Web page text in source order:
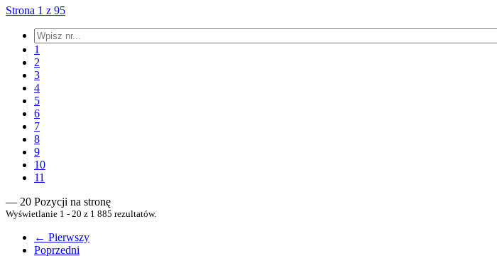
Strona 1 z 95
1
2
3
4
5
6
7
8
9
10
11
— 20 Pozycji na stronę
Wyświetlanie 1 - 20 z 1 885 rezultatów.
← Pierwszy
Poprzedni